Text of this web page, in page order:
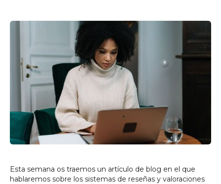
Esta semana os traemos un artículo de blog en el que
hablaremos sobre los sistemas de reseñas y valoraciones